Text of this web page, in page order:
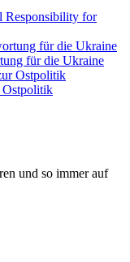
Responsibility for
für die Ukraine
Ostpolitik
und so immer auf